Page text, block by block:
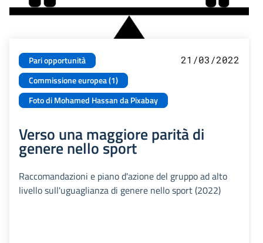
Pari opportunità
Commissione europea (1)
Foto di Mohamed Hassan da Pixabay
21/03/2022
Verso una maggiore parità di
genere nello sport
Raccomandazioni e piano d'azione del gruppo ad alto
livello sull'uguaglianza di genere nello sport (2022)